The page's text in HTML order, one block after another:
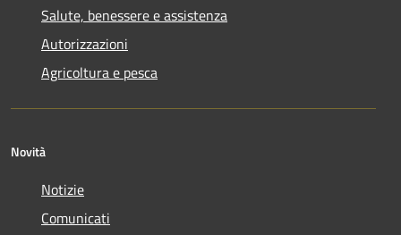
Salute, benessere e assistenza
Autorizzazioni
Agricoltura e pesca
Novità
Notizie
Comunicati